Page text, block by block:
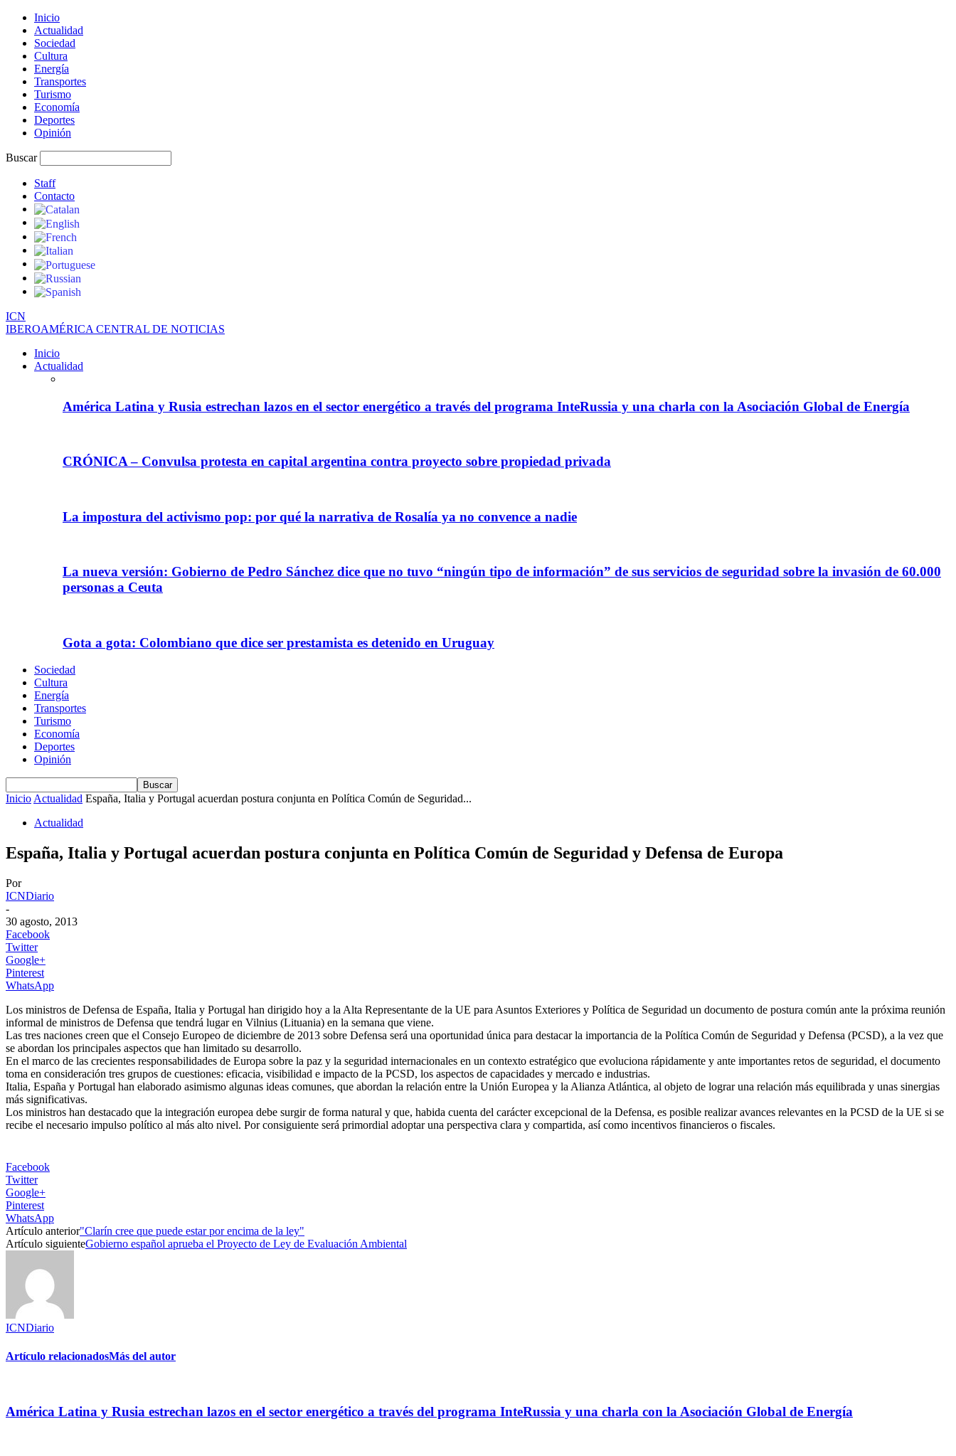
Inicio
Actualidad
Sociedad
Cultura
Energía
Transportes
Turismo
Economía
Deportes
Opinión
Buscar
Staff
Contacto
ICN
IBEROAMÉRICA CENTRAL DE NOTICIAS
Inicio
Actualidad
América Latina y Rusia estrechan lazos en el sector energético a través del programa InteRussia y una charla con la Asociación Global de Energía
CRÓNICA – Convulsa protesta en capital argentina contra proyecto sobre propiedad privada
La impostura del activismo pop: por qué la narrativa de Rosalía ya no convence a nadie
La nueva versión: Gobierno de Pedro Sánchez dice que no tuvo “ningún tipo de información” de sus servicios de seguridad sobre la invasión de 60.000
personas a Ceuta
Gota a gota: Colombiano que dice ser prestamista es detenido en Uruguay
Sociedad
Cultura
Energía
Transportes
Turismo
Economía
Deportes
Opinión
InicioActualidad España, Italia y Portugal acuerdan postura conjunta en Política Común de Seguridad...
Actualidad
España, Italia y Portugal acuerdan postura conjunta en Política Común de Seguridad y Defensa de Europa
Por
ICNDiario
-
30 agosto, 2013
Facebook
Twitter
Google+
Pinterest
WhatsApp
Los ministros de Defensa de España, Italia y Portugal han dirigido hoy a la Alta Representante de la UE para Asuntos Exteriores y Política de Seguridad un documento de postura común ante la próxima reunión
informal de ministros de Defensa que tendrá lugar en Vilnius (Lituania) en la semana que viene.
Las tres naciones creen que el Consejo Europeo de diciembre de 2013 sobre Defensa será una oportunidad única para destacar la importancia de la Política Común de Seguridad y Defensa (PCSD), a la vez que
se abordan los principales aspectos que han limitado su desarrollo.
En el marco de las crecientes responsabilidades de Europa sobre la paz y la seguridad internacionales en un contexto estratégico que evoluciona rápidamente y ante importantes retos de seguridad, el documento
toma en consideración tres grupos de cuestiones: eficacia, visibilidad e impacto de la PCSD, los aspectos de capacidades y mercado e industrias.
Italia, España y Portugal han elaborado asimismo algunas ideas comunes, que abordan la relación entre la Unión Europea y la Alianza Atlántica, al objeto de lograr una relación más equilibrada y unas sinergias
más significativas.
Los ministros han destacado que la integración europea debe surgir de forma natural y que, habida cuenta del carácter excepcional de la Defensa, es posible realizar avances relevantes en la PCSD de la UE si se
recibe el necesario impulso político al más alto nivel. Por consiguiente será primordial adoptar una perspectiva clara y compartida, así como incentivos financieros o fiscales.
Facebook
Twitter
Google+
Pinterest
WhatsApp
Artículo anterior"Clarín cree que puede estar por encima de la ley"
Artículo siguienteGobierno español aprueba el Proyecto de Ley de Evaluación Ambiental
ICNDiario
Artículo relacionadosMás del autor
América Latina y Rusia estrechan lazos en el sector energético a través del programa InteRussia y una charla con la Asociación Global de Energía